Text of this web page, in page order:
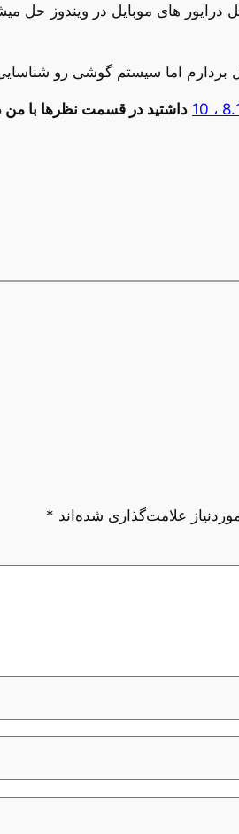
و مشکل درایور های موبایل در
داشتید در قسمت نظرها با من
علامت‌گذاری شده‌اند *